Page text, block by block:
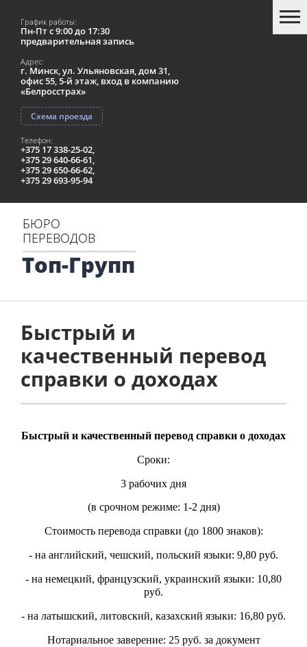
График работы:
Пн-Пт с 9:00 до 17:30
предварительная запись
Адрес:
г. Минск, ул. Ульяновская, дом 31,
офис 55, 5-й этаж, вход в компанию
«Белросстрах»
Схема проезда
Телефон:
+375 17 338-25-02,
+375 29 640-66-61,
+375 29 650-66-62,
+375 29 693-95-94
БЮРО
ПЕРЕВОДОВ
Топ-Групп
Быстрый и
качественный перевод
справки о доходах
Быстрый и качественный перевод справки о доходах
Сроки:
3 рабочих дня
(в срочном режиме: 1-2 дня)
Стоимость перевода справки (до 1800 знаков):
- на английский, чешский, польский языки: 9,80 руб.
- на немецкий, французский, украинский языки: 10,80
руб.
- на латышский, литовский, казахский языки: 16,80 руб.
Нотариальное заверение: 25 руб. за документ